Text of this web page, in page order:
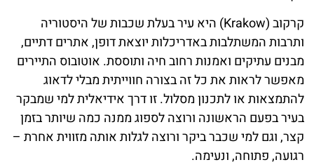
קרקוב (Krakow) היא עיר בעלת שכבות של היסטוריה
ותרבות המשתלבות באדריכלות יוצאת דופן, אתרים דתיים,
מבנים עתיקים ואמנות רחוב חיה ותוססת. אוטובוס התיירים
מאפשר לראות את כל זה בצורה חווייתית מבלי לדאוג
להתמצאות או לתכנון מסלול. זו דרך אידיאלית למי שמבקר
בעיר בפעם הראשונה ורוצה לספוג ממנה כמה שיותר בזמן
קצר, וגם למי שכבר ביקר ורוצה לגלות אותה מזווית אחרת –
רגועה, פתוחה, ונעימה.